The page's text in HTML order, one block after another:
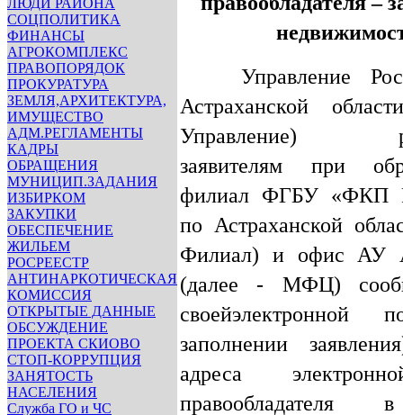
ЛЮДИ РАЙОНА
СОЦПОЛИТИКА
ФИНАНСЫ
АГРОКОМПЛЕКС
ПРАВОПОРЯДОК
ПРОКУРАТУРА
ЗЕМЛЯ,АРХИТЕКТУРА,
ИМУЩЕСТВО
АДМ.РЕГЛАМЕНТЫ
КАДРЫ
ОБРАЩЕНИЯ
МУНИЦИП.ЗАДАНИЯ
ИЗБИРКОМ
ЗАКУПКИ
ОБЕСПЕЧЕНИЕ
ЖИЛЬЕМ
РОСРЕЕСТР
АНТИНАРКОТИЧЕСКАЯ
КОМИССИЯ
ОТКРЫТЫЕ ДАННЫЕ
ОБСУЖДЕНИЕ
ПРОЕКТА СКИОВО
СТОП-КОРРУПЦИЯ
ЗАНЯТОСТЬ
НАСЕЛЕНИЯ
Служба ГО и ЧС
Управление
Астраханской
Управление)
заявителям при
филиал ФГБУ «ФКП
по Астраханской
Филиал) и офис
(далее - МФЦ)
своейэлектронной
заполнении
адреса
правообладателя